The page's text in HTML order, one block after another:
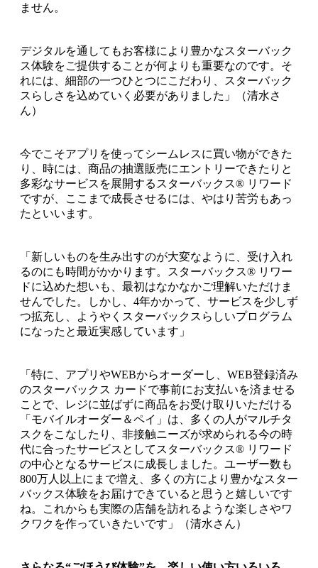
ません。
デジタルを通してもお客様により豊かなスターバック
ス体験をご提供することが何よりも重要なのです。そ
れには、細部の一つひとつにこだわり、スターバック
スらしさを込めていく必要がありました」（清水さ
ん）
今でこそアプリを使ってシームレスに買い物ができた
り、時には、商品の抽選販売にエントリーできたりと
多彩なサービスを展開するスターバックス® リワード
ですが、ここまで成長させるには、やはり苦労もあっ
たといいます。
「新しいものを生み出すのが大変なように、受け入れ
るのにも時間がかかります。スターバックス® リワー
ドに込めた想いも、最初はなかなかご理解いただけま
せんでした。しかし、4年かかって、サービスを少しず
つ拡充し、ようやくスターバックスらしいプログラム
になったと最近実感しています」
「特に、アプリやWEBからオーダーし、WEB登録済み
のスターバックス カードで事前にお支払いを済ませる
ことで、レジに並ばずに商品をお受け取りいただける
「モバイルオーダー＆ペイ」は、多くの人がマルチタ
スクをこなしたり、非接触ニーズが求められる今の時
代に合ったサービスとしてスターバックス® リワード
の中心となるサービスに成長しました。ユーザー数も
800万人以上にまで増え、多くの方により豊かなスター
バックス体験をお届けできていると思うと嬉しいです
ね。これからも実際の店舗を訪れるような楽しさやワ
クワクを作っていきたいです」（清水さん）